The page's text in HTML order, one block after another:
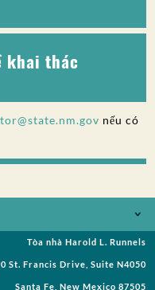
khai thác
nếu có
Tòa nhà Harold L. Runnels
St. Francis Drive, Suite N4050
Santa Fe, New Mexico 87505